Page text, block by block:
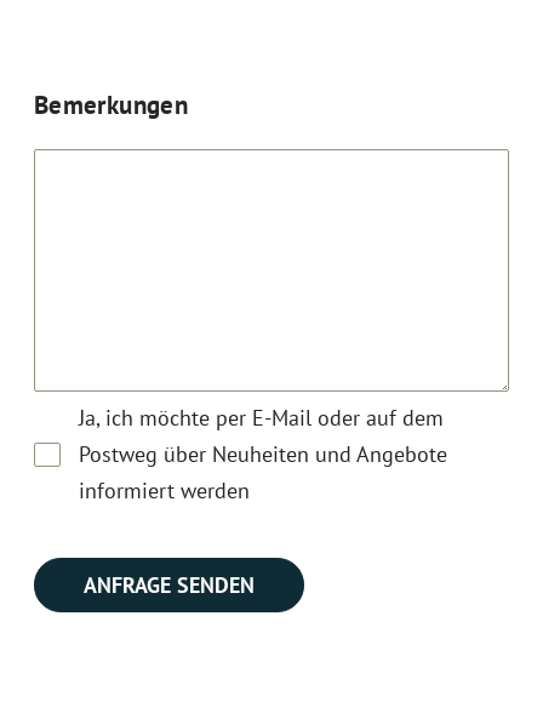
Bemerkungen
Ja, ich möchte per E-Mail oder auf dem
Postweg über Neuheiten und Angebote
informiert werden